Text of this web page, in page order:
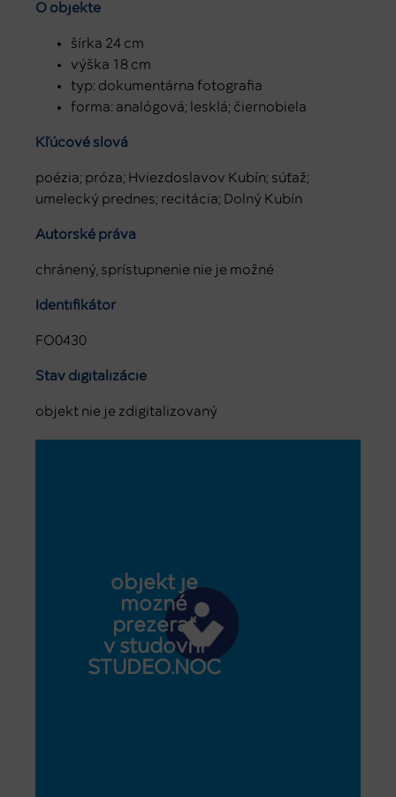
O objekte
šírka 24 cm
výška 18 cm
typ: dokumentárna fotografia
forma: analógová; lesklá; čiernobiela
Kľúčové slová
poézia; próza; Hviezdoslavov Kubín; súťaž;
umelecký prednes; recitácia; Dolný Kubín
Autorské práva
chránený, sprístupnenie nie je možné
Identifikátor
FO0430
Stav digitalizácie
objekt nie je zdigitalizovaný
objekt je
možné
prezerať
v študovni
STUDEO.NOC